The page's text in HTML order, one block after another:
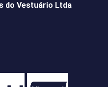
do Vestuário Ltda